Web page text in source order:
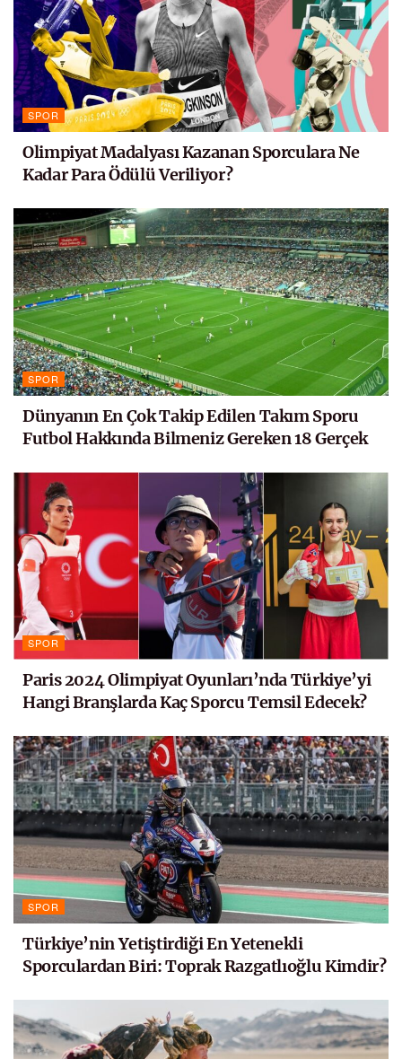
SPOR
Olimpiyat Madalyası Kazanan Sporculara Ne
Kadar Para Ödülü Veriliyor?
SPOR
Dünyanın En Çok Takip Edilen Takım Sporu
Futbol Hakkında Bilmeniz Gereken 18 Gerçek
SPOR
Paris 2024 Olimpiyat Oyunları’nda Türkiye’yi
Hangi Branşlarda Kaç Sporcu Temsil Edecek?
SPOR
Türkiye’nin Yetiştirdiği En Yetenekli
Sporculardan Biri: Toprak Razgatlıoğlu Kimdir?